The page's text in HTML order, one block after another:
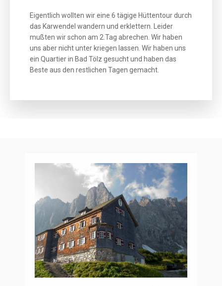
Eigentlich wollten wir eine 6 tägige Hüttentour durch
das Karwendel wandern und erklettern. Leider
mußten wir schon am 2.Tag abrechen. Wir haben
uns aber nicht unter kriegen lassen. Wir haben uns
ein Quartier in Bad Tölz gesucht und haben das
Beste aus den restlichen Tagen gemacht.